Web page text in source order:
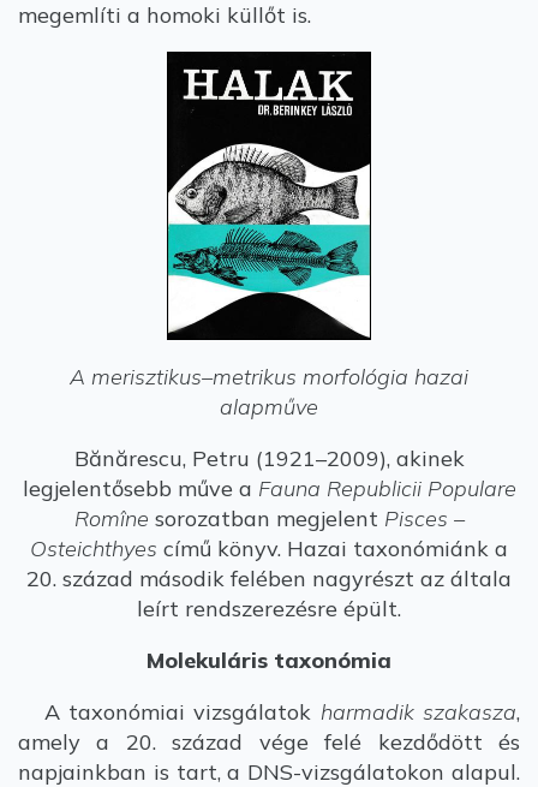
megemlíti a homoki küllőt is.
A merisztikus–metrikus morfológia hazai
alapműve
Bănărescu, Petru (1921–2009), akinek
legjelentősebb műve a Fauna Republicii Populare
Romîne sorozatban megjelent Pisces –
Osteichthyes című könyv. Hazai taxonómiánk a
20. század második felében nagyrészt az általa
leírt rendszerezésre épült.
Molekuláris taxonómia
A taxonómiai vizsgálatok harmadik szakasza,
amely a 20. század vége felé kezdődött és
napjainkban is tart, a DNS-vizsgálatokon alapul.